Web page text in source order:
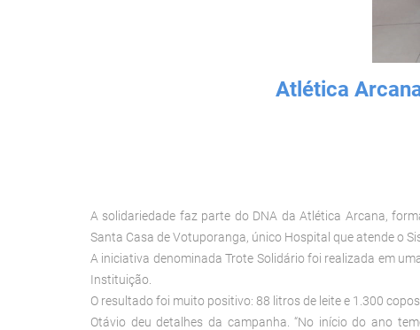
Atlética
A solidariedade faz parte do DNA da Atlética Arcana,
Santa Casa de Votuporanga, único Hospital que atende o
A iniciativa denominada Trote Solidário foi realizada em
Instituição.
O resultado foi muito positivo: 88 litros de leite e 1.300
Otávio deu detalhes da campanha. “No início do ano